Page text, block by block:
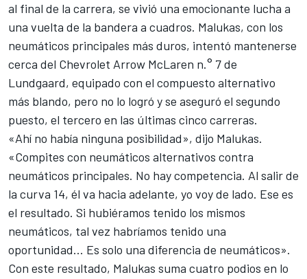
al final de la carrera, se vivió una emocionante lucha a
una vuelta de la bandera a cuadros. Malukas, con los
neumáticos principales más duros, intentó mantenerse
cerca del Chevrolet Arrow McLaren n.° 7 de
Lundgaard, equipado con el compuesto alternativo
más blando, pero no lo logró y se aseguró el segundo
puesto, el tercero en las últimas cinco carreras.
«Ahí no había ninguna posibilidad», dijo Malukas.
«Compites con neumáticos alternativos contra
neumáticos principales. No hay competencia. Al salir de
la curva 14, él va hacia adelante, yo voy de lado. Ese es
el resultado. Si hubiéramos tenido los mismos
neumáticos, tal vez habríamos tenido una
oportunidad... Es solo una diferencia de neumáticos».
Con este resultado, Malukas suma cuatro podios en lo